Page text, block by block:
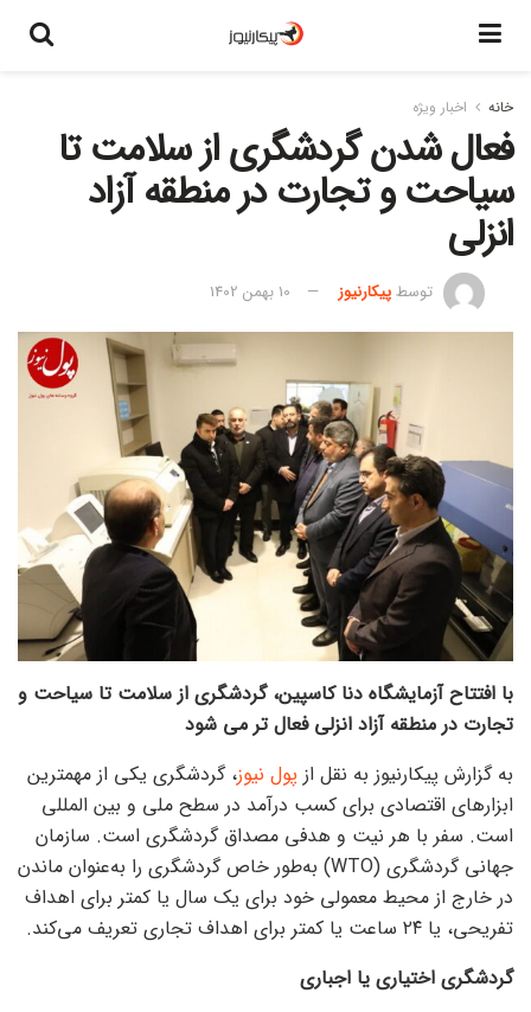
خانه اخبار ویژه
فعال شدن گردشگری از سلامت تا
سیاحت و تجارت در منطقه آزاد
انزلی
توسطپیکارنیوز 10 بهمن 1402
با افتتاح آزمایشگاه دنا کاسپین، گردشگری از سلامت تا سیاحت و
تجارت در منطقه آزاد انزلی فعال تر می شود
به گزارش پیکارنیوز به نقل از پول نیوز، گردشگری یکی از مهمترین
ابزار‌های اقتصادی برای کسب درآمد در سطح ملی و بین المللی
است. سفر با هر نیت و هدفی مصداق گردشگری است. سازمان
جهانی گردشگری (WTO) به‌طور خاص گردشگری را به‌عنوان ماندن
در خارج از محیط معمولی خود برای یک سال یا کمتر برای اهداف
تفریحی، یا ۲۴ ساعت یا کمتر برای اهداف تجاری تعریف می‌کند.
گردشگری اختیاری یا اجباری